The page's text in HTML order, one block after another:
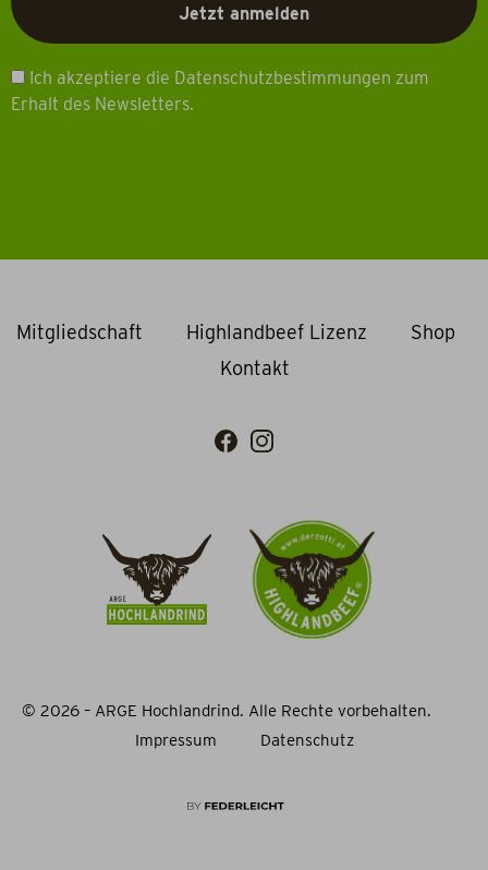
Ich akzeptiere die Datenschutzbestimmungen zum
Erhalt des Newsletters.
Mitgliedschaft Highlandbeef Lizenz
Shop
Kontakt
© 2026 – ARGE Hochlandrind. Alle Rechte vorbehalten.
Impressum
Datenschutz